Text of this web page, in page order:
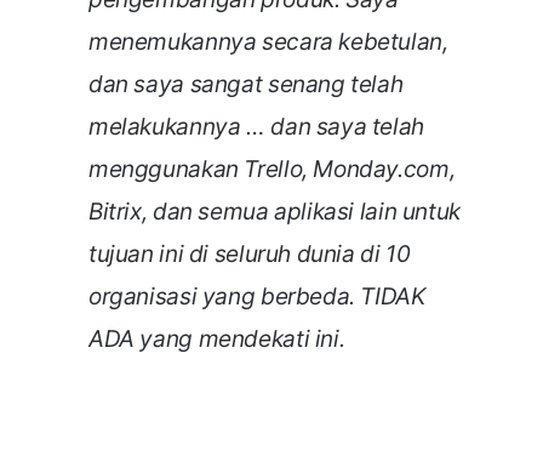
menemukannya secara kebetulan,
dan saya sangat senang telah
melakukannya … dan saya telah
menggunakan Trello, Monday.com,
Bitrix, dan semua aplikasi lain untuk
tujuan ini di seluruh dunia di 10
organisasi yang berbeda. TIDAK
ADA yang mendekati ini.